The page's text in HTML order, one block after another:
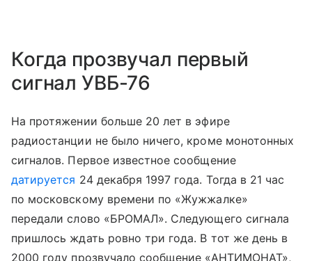
Когда прозвучал первый
сигнал УВБ-76
На протяжении больше 20 лет в эфире
радиостанции не было ничего, кроме монотонных
сигналов. Первое известное сообщение
датируется 24 декабря 1997 года. Тогда в 21 час
по московскому времени по «Жужжалке»
передали слово «БРОМАЛ». Следующего сигнала
пришлось ждать ровно три года. В тот же день в
2000 году прозвучало сообщение «АНТИМОНАТ»,